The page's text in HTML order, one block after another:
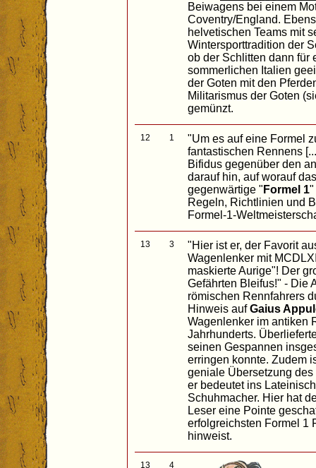
Beiwagens bei einem
Coventry/England.
helvetischen Teams mit
Wintersporttradition der
ob der Schlitten dann für
sommerlichen Italien
der Goten mit den
Militarismus der Goten
gemünzt.
12 1
"Um es auf eine Formel
fantastischen Rennens
Bifidus gegenüber den
darauf hin, auf worauf
gegenwärtige " Formel 1"
Regeln, Richtlinien und
Formel-1-
13 3
"Hier ist er, der Favorit
Wagenlenker mit
maskierte Aurige"! Der
Gefährten Bleifus!" - Die
römischen Rennfahrers
Hinweis aufGaius
Wagenlenker im antiken
Jahrhunderts.
seinen Gespannen
erringen konnte. Zudem
geniale Übersetzung
er bedeutet ins
Schuhmacher. Hier hat
Leser eine Pointe
erfolgreichsten Formel 1
hinweist.
13 4